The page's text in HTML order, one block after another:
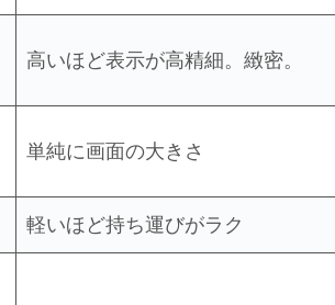
高いほど表示が高精細。緻密。
単純に画面の大きさ
軽いほど持ち運びがラク